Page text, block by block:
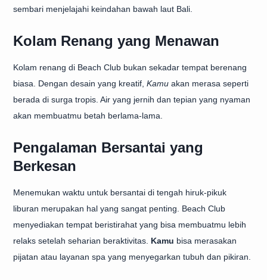
sembari menjelajahi keindahan bawah laut Bali.
Kolam Renang yang Menawan
Kolam renang di Beach Club bukan sekadar tempat berenang
biasa. Dengan desain yang kreatif, Kamu akan merasa seperti
berada di surga tropis. Air yang jernih dan tepian yang nyaman
akan membuatmu betah berlama-lama.
Pengalaman Bersantai yang
Berkesan
Menemukan waktu untuk bersantai di tengah hiruk-pikuk
liburan merupakan hal yang sangat penting. Beach Club
menyediakan tempat beristirahat yang bisa membuatmu lebih
relaks setelah seharian beraktivitas. Kamu bisa merasakan
pijatan atau layanan spa yang menyegarkan tubuh dan pikiran.